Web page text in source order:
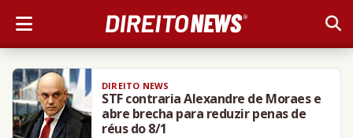
DIREITO NEWS
STF contraria Alexandre de Moraes e
abre brecha para reduzir penas de
réus do 8/1